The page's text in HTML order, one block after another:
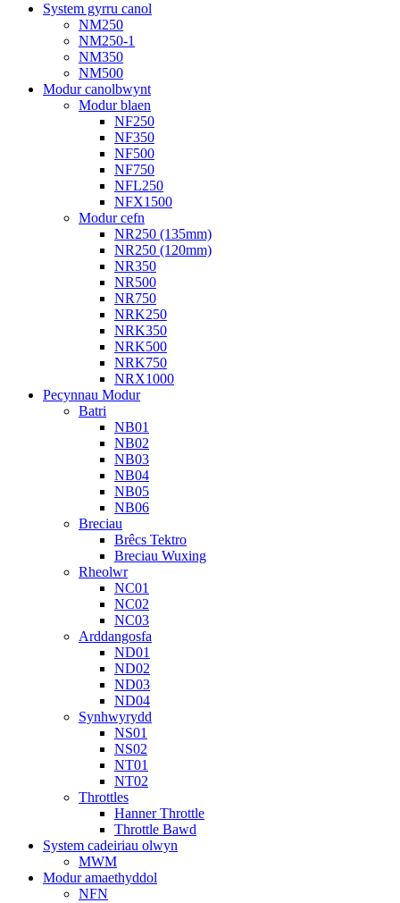
System gyrru canol
NM250
NM250-1
NM350
NM500
Modur canolbwynt
Modur blaen
NF250
NF350
NF500
NF750
NFL250
NFX1500
Modur cefn
NR250 (135mm)
NR250 (120mm)
NR350
NR500
NR750
NRK250
NRK350
NRK500
NRK750
NRX1000
Pecynnau Modur
Batri
NB01
NB02
NB03
NB04
NB05
NB06
Breciau
Brêcs Tektro
Breciau Wuxing
Rheolwr
NC01
NC02
NC03
Arddangosfa
ND01
ND02
ND03
ND04
Synhwyrydd
NS01
NS02
NT01
NT02
Throttles
Hanner Throttle
Throttle Bawd
System cadeiriau olwyn
MWM
Modur amaethyddol
NFN